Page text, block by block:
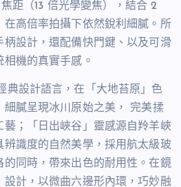
距（13 倍光學變焦），結合 2
高倍率拍攝下依然銳利細膩。所
設計，還配備快門鍵、以及可滑
機的真實手感。
典設計語言，在「大地苔原」色
細膩呈現冰川原始之美， 完美揉
藝；「日出峽谷」靈感源自羚羊峽
識度的自然美學，採用航太級玻
同時，帶來出色的耐用性。在鏡
計，以微曲六邊形內環，巧妙融